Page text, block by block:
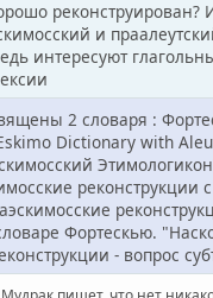
реконструирован?
и
интересуют
2 словаря :
Dictionary with
реконструкции
Фортескью.
- вопрос